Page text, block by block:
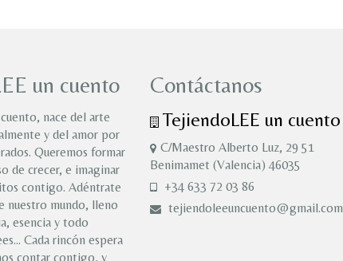
un cuento
nace del arte
y del amor por
Queremos formar
de crecer, e imaginar
contigo. Adéntrate
nuestro mundo, lleno
esencia y todo
Cada rincón espera
contar contigo, y
Contáctanos
TejiendoLEE un cuento
C/Maestro Alberto Luz, 29 51
Benimamet (Valencia) 46035
+34 633 72 03 86
tejiendoleeuncuento@gmail.com